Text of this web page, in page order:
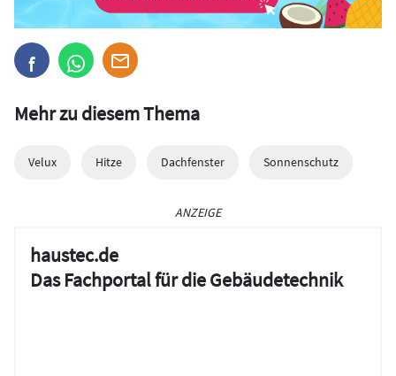
Mehr zu diesem Thema
Velux Hitze Dachfenster Sonnenschutz
ANZEIGE
haustec.de
Das Fachportal für die Gebäudetechnik